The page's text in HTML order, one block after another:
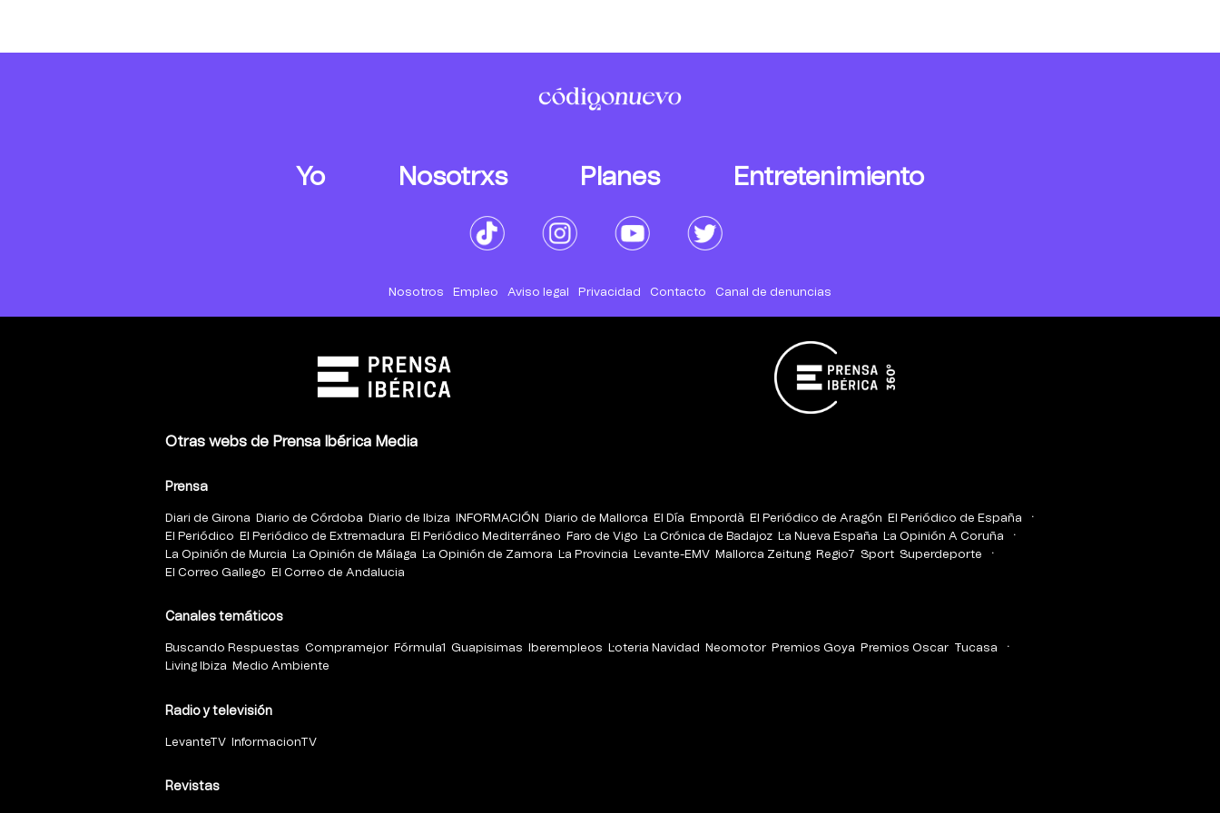
Yo Nosotrxs Planes Entretenimiento
Nosotros Empleo Aviso legal Privacidad Contacto Canal de denuncias
Otras webs de Prensa Ibérica Media
Prensa
Diari de Girona Diario de Córdoba Diario de Ibiza INFORMACIÓN Diario de Mallorca El Día Empordà El Periódico de Aragón
El Periódico de España
El Periódico
El Periódico de Extremadura El Periódico Mediterráneo Faro de Vigo La Crónica de Badajoz La Nueva España
La Opinión A Coruña
La Opinión de Murcia
La Opinión de Málaga La Opinión de Zamora La Provincia Levante-EMV Mallorca Zeitung Regio7 Sport Superdeporte
El Correo Gallego
El Correo de Andalucia
Canales temáticos
Buscando Respuestas Compramejor Fórmula1 Guapisimas Iberempleos Loteria Navidad Neomotor Premios Goya Premios Oscar
Tucasa
Living Ibiza
Medio Ambiente
Radio y televisión
LevanteTV InformacionTV
Revistas